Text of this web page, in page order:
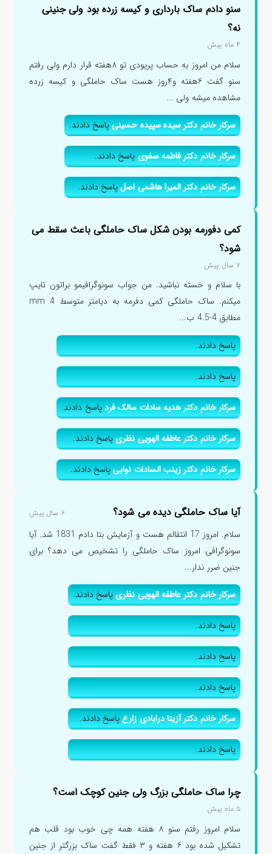
سنو دادم ساک بارداری و کیسه زرده بود ولی جنینی
نه؟
۴ ماه پیش
سلام من امروز به حساب پریودی تو ۸هفته قرار دارم ولی رفتم
سنو گفت ۶هفته و۴روز هست ساک حاملگی و کیسه زرده
مشاهده میشه ولی ...
سرکار خانم دکتر سیده سپیده حسینیپاسخ دادند.
سرکار خانم دکتر فاطمه صفویپاسخ دادند.
سرکار خانم دکتر المیرا هاشمی اصلپاسخ دادند.
کمی دفورمه بودن شکل ساک حاملگی باعث سقط می
شود؟
۷ سال پیش
با سلام و خسته نباشید. من جواب سونوگرافیمو براتون تایپ
میکنم. ساک حاملگی کمی دفرمه به دیامتر متوسط 4 mm
مطابق 4-4.5 ب...
پاسخ دادند.
پاسخ دادند.
سرکار خانم دکتر هدیه سادات سالک فردپاسخ دادند.
سرکار خانم دکتر عاطفه الهویی نظریپاسخ دادند.
سرکار خانم دکتر زینب السادات نوابیپاسخ دادند.
آیا ساک حاملگی دیده می شود؟ ۶ سال پیش
سلام. امروز 17 انتقالم هست و آزمایش بتا دادم 1831 شد. آیا
سونوگرافی امروز ساک حاملگی را تشخیص می دهد؟ برای
جنین ضرر ندار...
سرکار خانم دکتر عاطفه الهویی نظریپاسخ دادند.
پاسخ دادند.
پاسخ دادند.
پاسخ دادند.
سرکار خانم دکتر آزیتا درابادی زارعپاسخ دادند.
پاسخ دادند.
چرا ساک حاملگی بزرگ ولی جنین کوچک است؟
۵ ماه پیش
سلام امروز رفتم سنو ۸ هفته همه چی خوب بود قلب هم
تشکیل شده بود ۶ هفته و ۳ فقط گفت ساک بزرگتر از جنین